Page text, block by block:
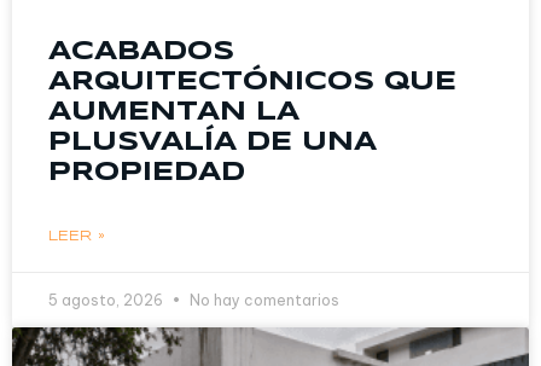
ACABADOS
ARQUITECTÓNICOS QUE
AUMENTAN LA
PLUSVALÍA DE UNA
PROPIEDAD
LEER »
5 agosto, 2026 No hay comentarios